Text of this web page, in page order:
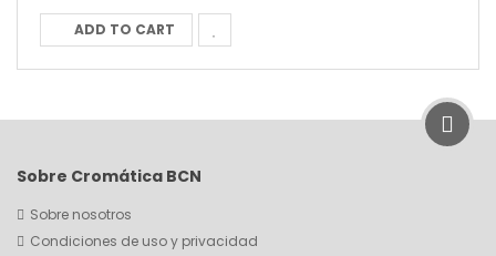
ADD TO CART
Sobre Cromática BCN
Sobre nosotros
Condiciones de uso y privacidad